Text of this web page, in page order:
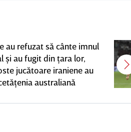
au refuzat să cânte imnul
şi au fugit din ţara lor,
jucătoare iraniene au
australiană